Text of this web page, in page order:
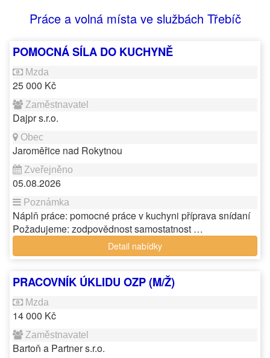
Práce a volná místa ve službách Třebíč
POMOCNÁ SÍLA DO KUCHYNĚ
25 000 Kč
Dajpr s.r.o.
Jaroměřice nad Rokytnou
05.08.2026
Náplň práce: pomocné práce v kuchyni příprava snídaní
Požadujeme: zodpovědnost samostatnost …
Detail nabídky
PRACOVNÍK ÚKLIDU OZP (M/Ž)
14 000 Kč
Bartoň a Partner s.r.o.